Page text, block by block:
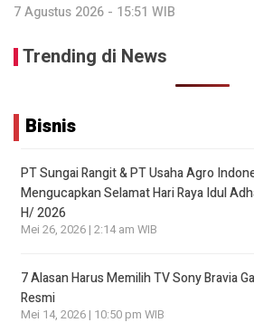
7 Agustus 2026 - 15:51 WIB
Trending di News
Bisnis
PT Sungai Rangit & PT Usaha Agro
Mengucapkan Selamat Hari Raya Idul
H/ 2026
Mei 26, 2026 | 2:14 am WIB
7 Alasan Harus Memilih TV Sony Bravia
Resmi
Mei 14, 2026 | 10:50 pm WIB